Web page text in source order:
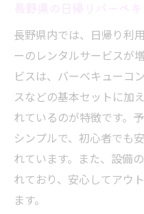
長野県内では、日帰り利
ーのレンタルサービスが
ビスは、バーベキューコ
スなどの基本セットに加
れているのが特徴です。
シンプルで、初心者でも
れています。また、設備
れており、安心してアウ
ます。